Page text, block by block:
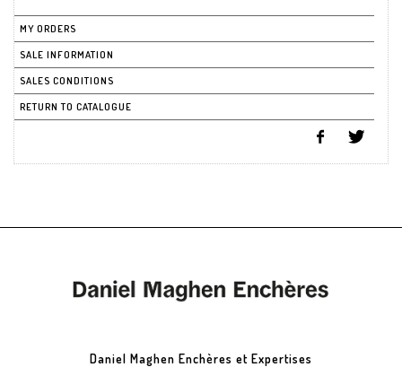
MY ORDERS
SALE INFORMATION
SALES CONDITIONS
RETURN TO CATALOGUE
Daniel Maghen Enchères et Expertises